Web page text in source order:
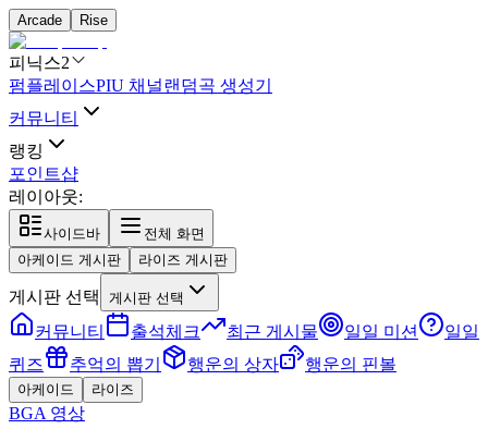
Arcade Rise
피닉스2
펌플레이스PIU 채널랜덤곡 생성기
커뮤니티
랭킹
포인트샵
레이아웃:
사이드바
전체 화면
아케이드 게시판
라이즈 게시판
게시판 선택 게시판 선택
커뮤니티 출석체크 최근 게시물 일일 미션
일일
퀴즈
추억의 뽑기 행운의 상자 행운의 핀볼
아케이드 라이즈
BGA 영상